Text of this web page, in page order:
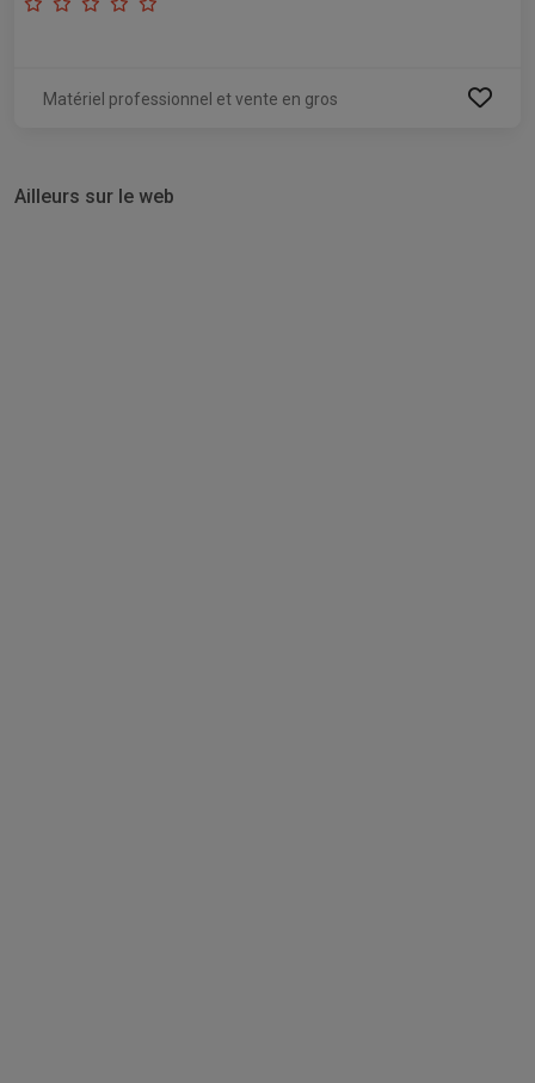
Matériel professionnel et vente en gros
Ailleurs sur le web